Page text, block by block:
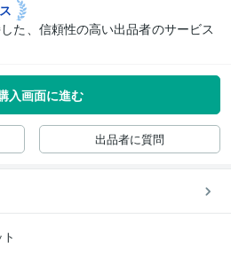
た、信頼性の高い出品者のサービス
入画面に進む
出品者に質問